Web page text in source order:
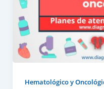
Hematológico y